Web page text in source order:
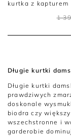
kurtka z kapturem
1
Długie kurtki
Długie kurtki
prawdziwych
doskonale
biodra czy
wszechstronne i
garderobie